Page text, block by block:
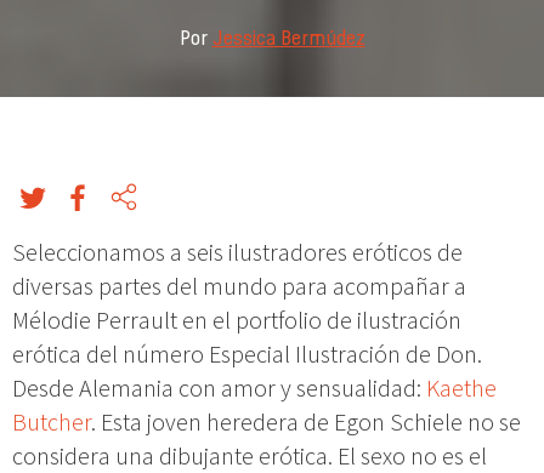
PorJessica Bermúdez
Seleccionamos a seis ilustradores eróticos de
diversas partes del mundo para acompañar a
Mélodie Perrault en el portfolio de ilustración
erótica del número Especial Ilustración de Don.
Desde Alemania con amor y sensualidad: Kaethe
Butcher. Esta joven heredera de Egon Schiele no se
considera una dibujante erótica. El sexo no es el